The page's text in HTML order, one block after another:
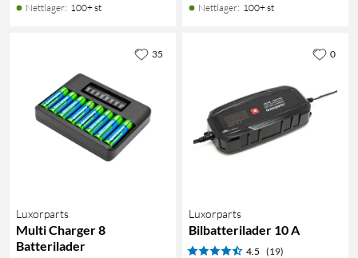
Nettlager: 100+ st Nettlager: 100+ st
Luxorparts
Multi Charger 8
Batterilader
35
Luxorparts
Bilbatterilader 10 A
4.5 (19)
0